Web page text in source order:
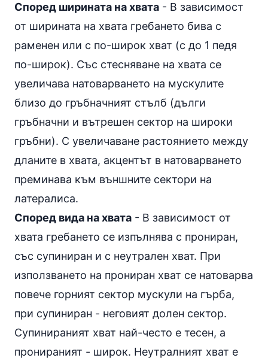
Според ширината на хвата - В зависимост
от ширината на хвата гребането бива с
раменен или с по-широк хват (с до 1 педя
по-широк). Със стесняване на хвата се
увеличава натоварването на мускулите
близо до гръбначният стълб (дълги
гръбначни и вътрешен сектор на широки
гръбни). С увеличаване растоянието между
дланите в хвата, акцентът в натоварването
преминава към външните сектори на
латералиса.
Според вида на хвата - В зависимост от
хвата гребането се изпълнява с прониран,
със супиниран и с неутрален хват. При
използването на прониран хват се натоварва
повече горният сектор мускули на гърба,
при супиниран - неговият долен сектор.
Супинираният хват най-често е тесен, а
пронираният - широк. Неутралният хват е